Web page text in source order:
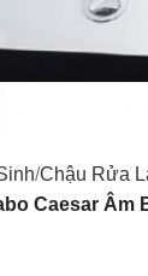
Chậu Rửa
Caesar Âm